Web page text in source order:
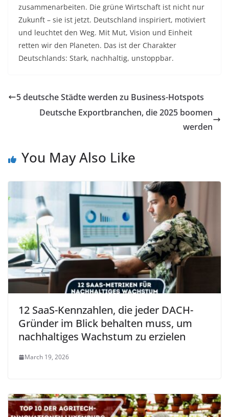
zusammenarbeiten. Die grüne Wirtschaft ist nicht nur
Zukunft – sie ist jetzt. Deutschland inspiriert, motiviert
und leuchtet den Weg. Mit Mut, Vision und Einheit
retten wir den Planeten. Das ist der Charakter
Deutschlands: Stark, nachhaltig, unstoppbar.
5 deutsche Städte werden zu Business-Hotspots
Deutsche Exportbranchen, die 2025 boomen
werden
You May Also Like
12 SaaS-Kennzahlen, die jeder DACH-
Gründer im Blick behalten muss, um
nachhaltiges Wachstum zu erzielen
March 19, 2026